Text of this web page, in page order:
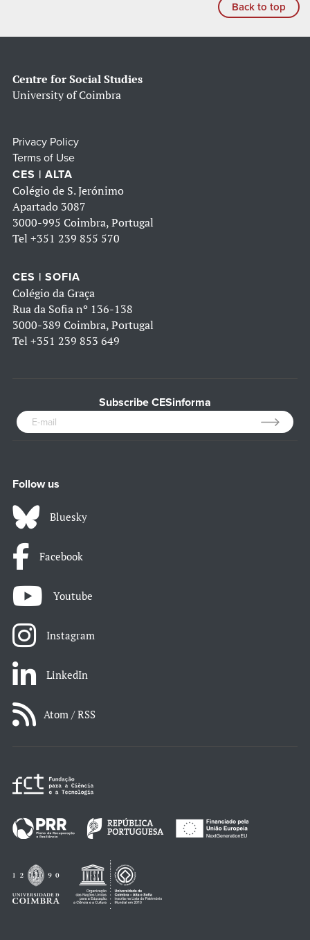
Back to top
Centre for Social Studies
University of Coimbra
Privacy Policy
Terms of Use
CES | ALTA
Colégio de S. Jerónimo
Apartado 3087
3000-995 Coimbra, Portugal
Tel +351 239 855 570
CES | SOFIA
Colégio da Graça
Rua da Sofia nº 136-138
3000-389 Coimbra, Portugal
Tel +351 239 853 649
Subscribe CESinforma
Follow us
Bluesky
Facebook
Youtube
Instagram
LinkedIn
Atom / RSS